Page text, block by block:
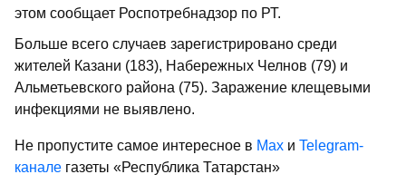
этом сообщает Роспотребнадзор по РТ.
Больше всего случаев зарегистрировано среди
жителей Казани (183), Набережных Челнов (79) и
Альметьевского района (75). Заражение клещевыми
инфекциями не выявлено.
Не пропустите самое интересное в Max и Telegram-
канале газеты «Республика Татарстан»